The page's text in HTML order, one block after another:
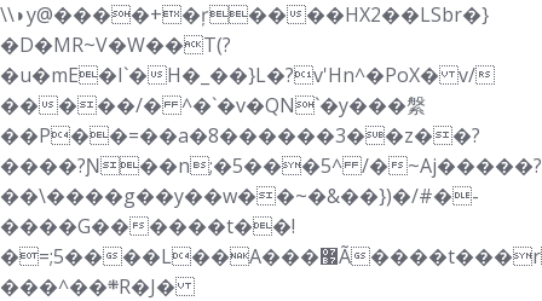
\\◗y@����+�ŗ����HX2��LSbr�}
�D�ΜR~V�W��T(?
�u�mE�I`�H�_��}L�?v'Hn^�PoX� v/
�����/� ^�`�v�QN`�y���縏
��P��=��a�8������3��z��?
����?Ɲ��n;�5���5^ /�~Aj�����?
��\����g��y��w��~�&��})�/#�-
����G������t��!
�=;5����L��A���޷Ã����t���r��őp��������Q�Ξ
���^��܍R�J�